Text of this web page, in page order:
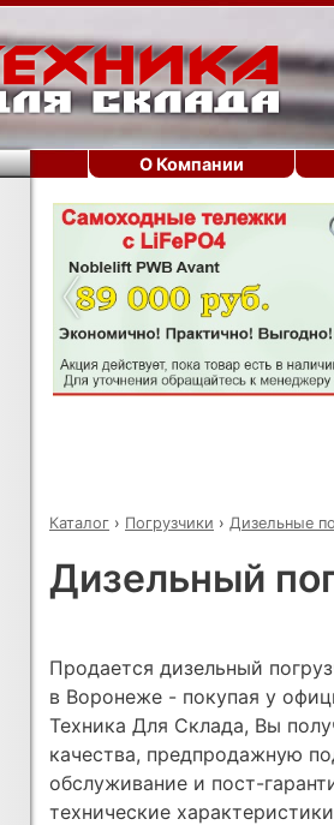
‹
Каталог › Погрузчики › Дизельные
Дизельный
Продается дизельный
в Воронеже - покупая у
Техника Для Склада, Вы
качества, предпродажную
обслуживание и пост-
технические
О Компании